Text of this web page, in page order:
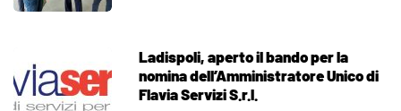
Ladispoli, aperto il bando per la
nomina dell’Amministratore Unico di
Flavia Servizi S.r.l.